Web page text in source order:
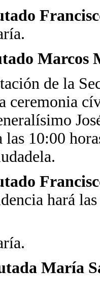
Marcos
de la
ceremonia
las 10:00
hará
María